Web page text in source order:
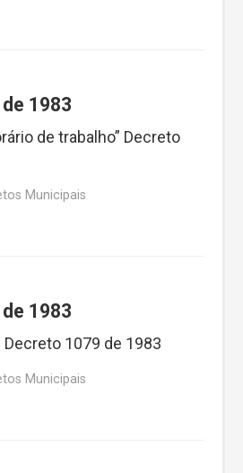
1983
de trabalho” Decreto
Municipais
1983
Decreto 1079 de 1983
Municipais